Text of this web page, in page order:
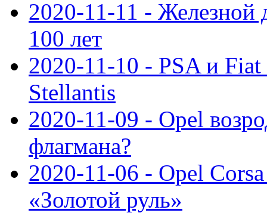
2020-11-11 - Железной
100 лет
2020-11-10 - PSA и Fiat
Stellantis
2020-11-09 - Opel
флагмана?
2020-11-06 - Opel
«Золотой руль»